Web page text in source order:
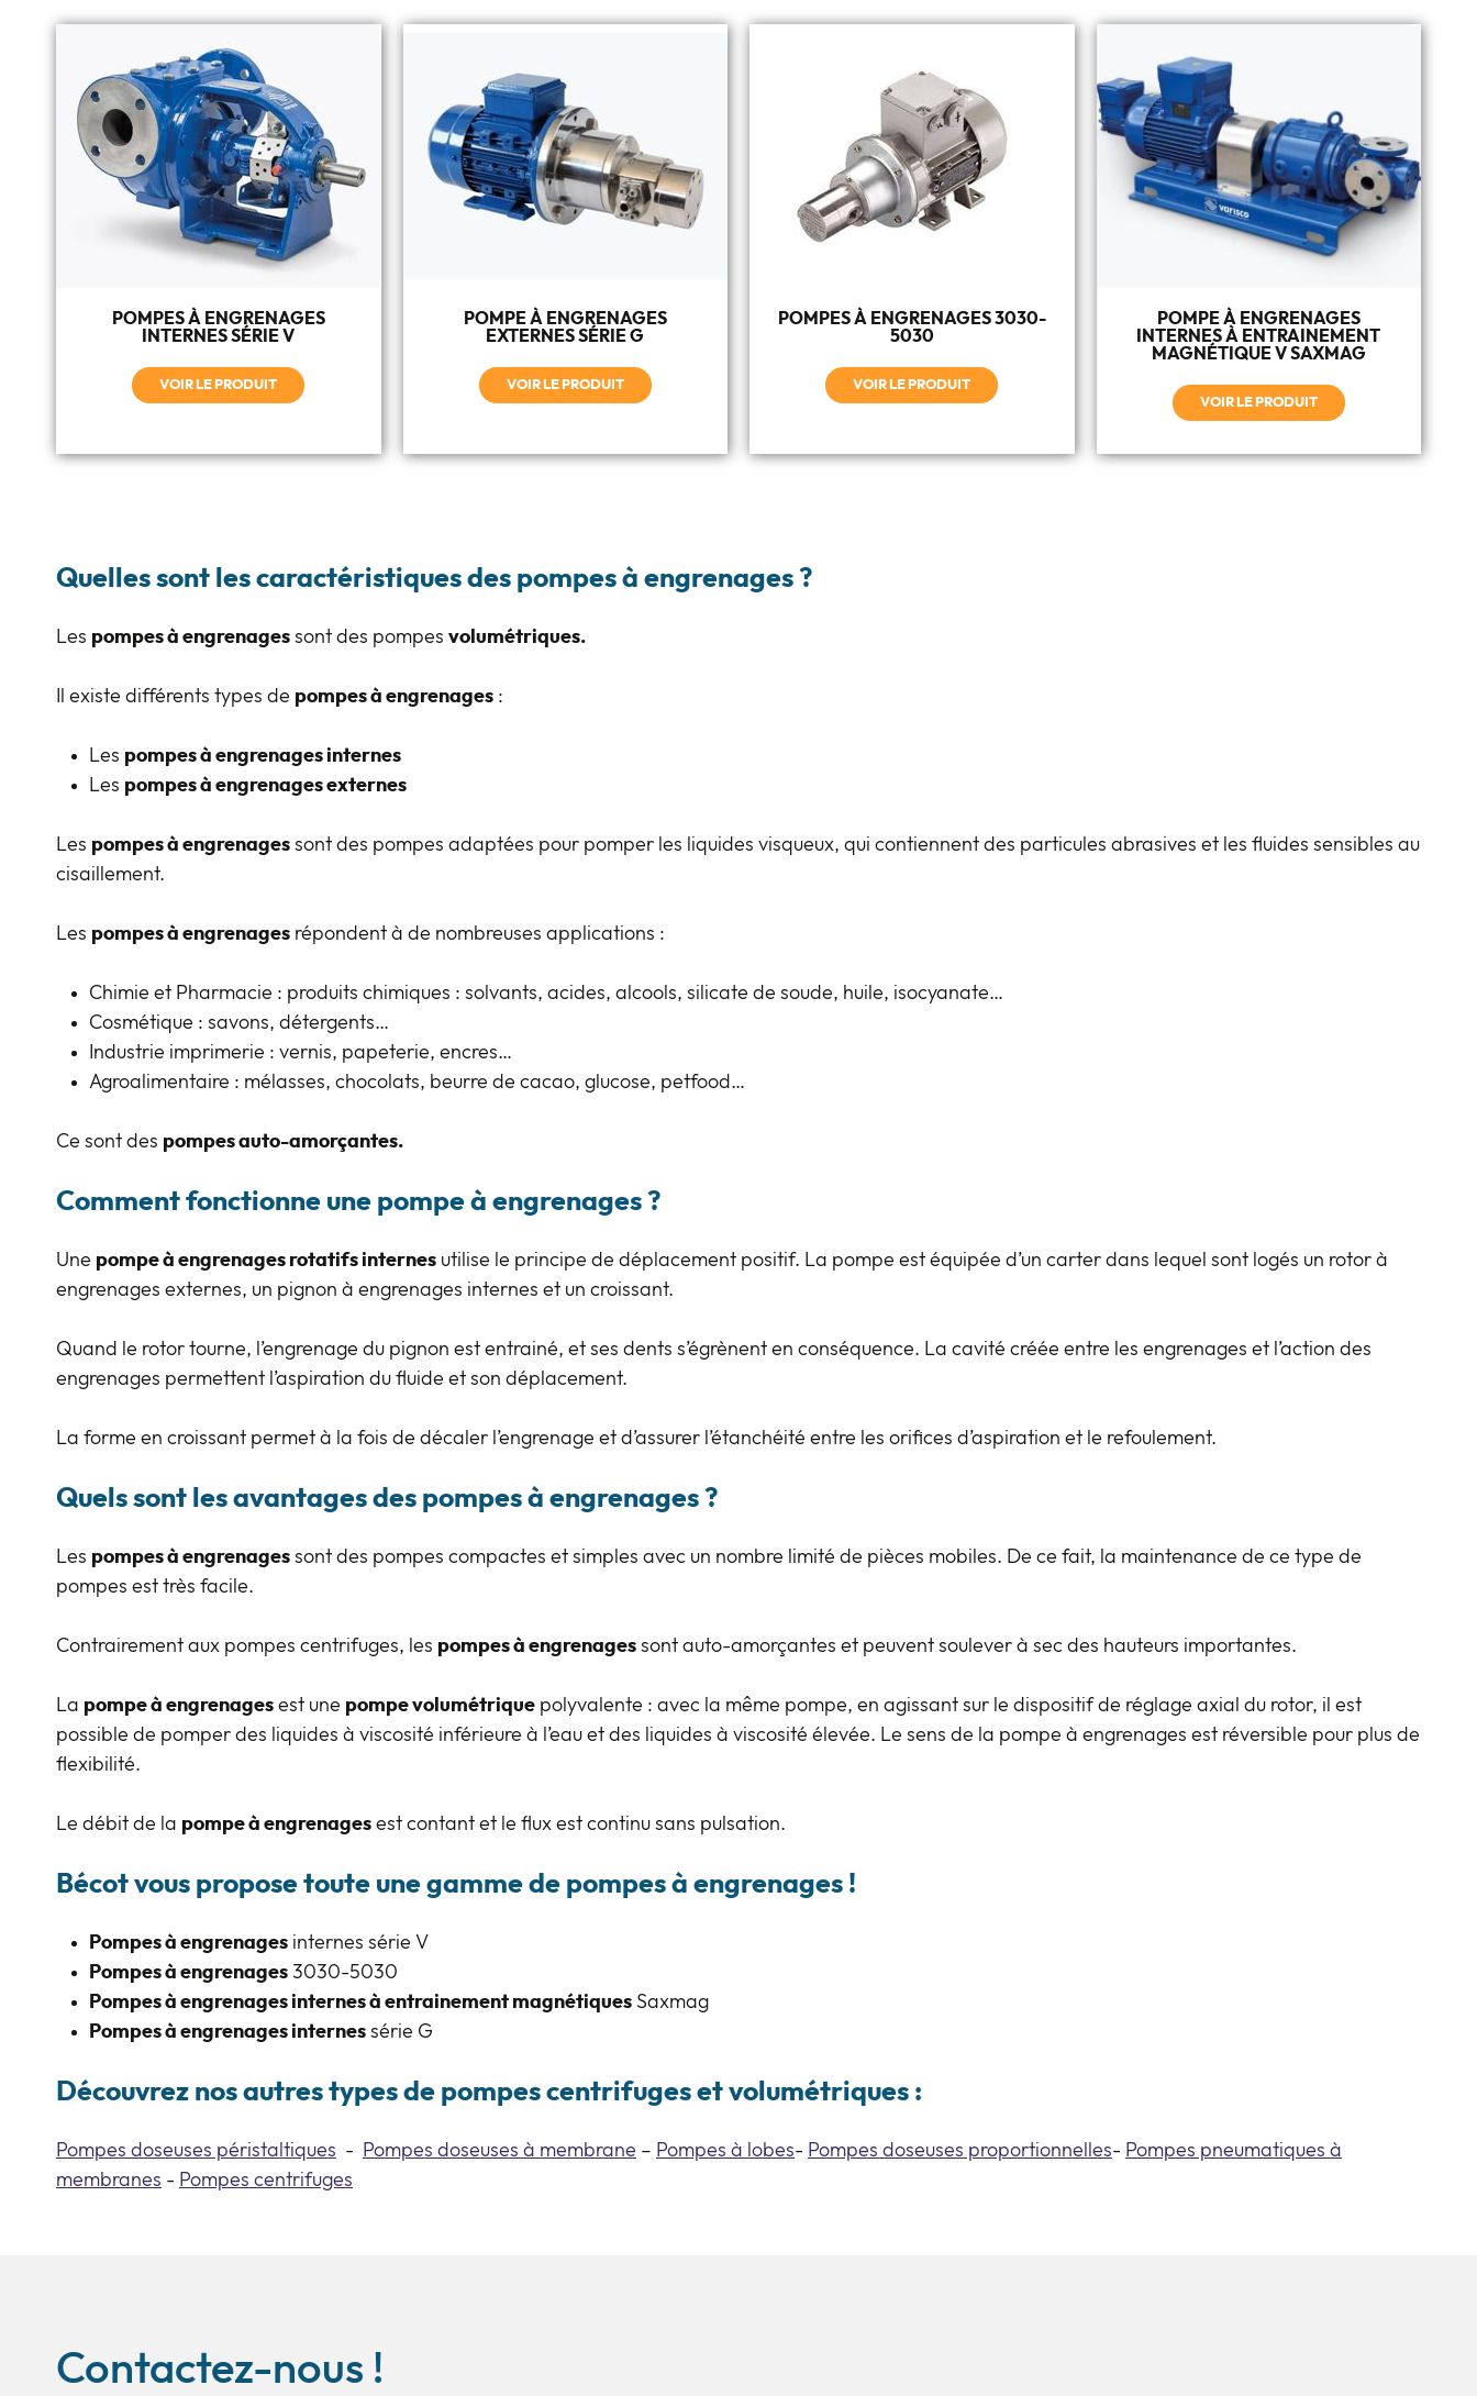
POMPES À ENGRENAGES
INTERNES SÉRIE V
VOIR LE PRODUIT
POMPE À ENGRENAGES
EXTERNES SÉRIE G
VOIR LE PRODUIT
POMPES À ENGRENAGES 3030-
5030
VOIR LE PRODUIT
POMPE À ENGRENAGES
INTERNES À ENTRAINEMENT
MAGNÉTIQUE V SAXMAG
VOIR LE PRODUIT
Quelles sont les caractéristiques des pompes à engrenages ?
Les pompes à engrenages sont des pompes volumétriques.
Il existe différents types de pompes à engrenages :
Les pompes à engrenages internes
Les pompes à engrenages externes
Les pompes à engrenages sont des pompes adaptées pour pomper les liquides visqueux, qui contiennent des particules abrasives et les fluides sensibles au
cisaillement.
Les pompes à engrenages répondent à de nombreuses applications :
Chimie et Pharmacie : produits chimiques : solvants, acides, alcools, silicate de soude, huile, isocyanate…
Cosmétique : savons, détergents…
Industrie imprimerie : vernis, papeterie, encres…
Agroalimentaire : mélasses, chocolats, beurre de cacao, glucose, petfood…
Ce sont des pompes auto-amorçantes.
Comment fonctionne une pompe à engrenages ?
Une pompe à engrenages rotatifs internes utilise le principe de déplacement positif. La pompe est équipée d’un carter dans lequel sont logés un rotor à
engrenages externes, un pignon à engrenages internes et un croissant.
Quand le rotor tourne, l’engrenage du pignon est entrainé, et ses dents s’égrènent en conséquence. La cavité créée entre les engrenages et l’action des
engrenages permettent l’aspiration du fluide et son déplacement.
La forme en croissant permet à la fois de décaler l’engrenage et d’assurer l’étanchéité entre les orifices d’aspiration et le refoulement.
Quels sont les avantages des pompes à engrenages ?
Les pompes à engrenages sont des pompes compactes et simples avec un nombre limité de pièces mobiles. De ce fait, la maintenance de ce type de
pompes est très facile.
Contrairement aux pompes centrifuges, les pompes à engrenages sont auto-amorçantes et peuvent soulever à sec des hauteurs importantes.
La pompe à engrenages est une pompe volumétrique polyvalente : avec la même pompe, en agissant sur le dispositif de réglage axial du rotor, il est
possible de pomper des liquides à viscosité inférieure à l’eau et des liquides à viscosité élevée. Le sens de la pompe à engrenages est réversible pour plus de
flexibilité.
Le débit de la pompe à engrenages est contant et le flux est continu sans pulsation.
Bécot vous propose toute une gamme de pompes à engrenages !
Pompes à engrenages internes série V
Pompes à engrenages 3030-5030
Pompes à engrenages internes à entrainement magnétiques Saxmag
Pompes à engrenages internes série G
Découvrez nos autres types de pompes centrifuges et volumétriques :
Pompes doseuses péristaltiques - Pompes doseuses à membrane – Pompes à lobes- Pompes doseuses proportionnelles- Pompes pneumatiques à
membranes - Pompes centrifuges
Contactez-nous !